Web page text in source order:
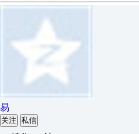
易
关注 私信